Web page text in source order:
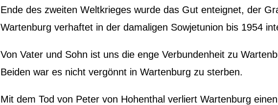
Ende des zweiten Weltkrieges wurde das Gut enteignet, der
Wartenburg verhaftet in der damaligen Sowjetunion bis 1954
Von Vater und Sohn ist uns die enge Verbundenheit zu
Beiden war es nicht vergönnt in Wartenburg zu sterben.
Mit dem Tod von Peter von Hohenthal verliert Wartenburg